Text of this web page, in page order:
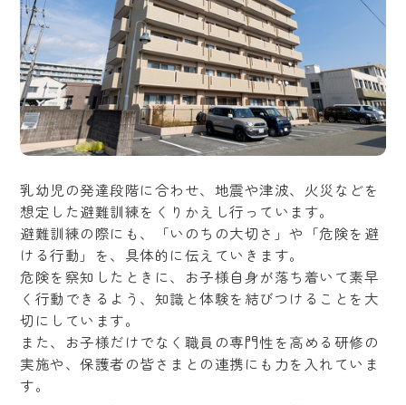
乳幼児の発達段階に合わせ、地震や津波、火災などを
想定した避難訓練をくりかえし行っています。
避難訓練の際にも、「いのちの大切さ」や「危険を避
ける行動」を、具体的に伝えていきます。
危険を察知したときに、お子様自身が落ち着いて素早
く行動できるよう、知識と体験を結びつけることを大
切にしています。
また、お子様だけでなく職員の専門性を高める研修の
実施や、保護者の皆さまとの連携にも力を入れていま
す。